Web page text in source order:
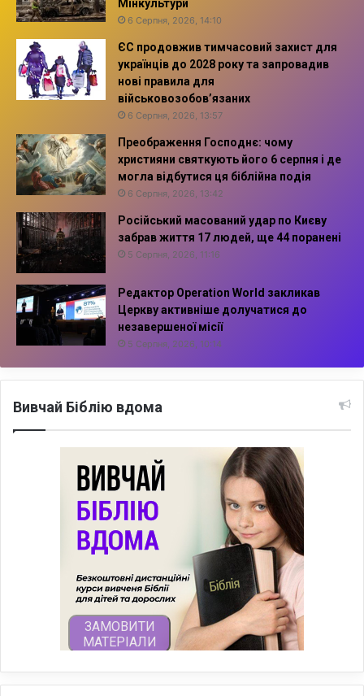
Мінкультури
6 Серпня, 2026, 14:10
ЄС продовжив тимчасовий захист для
українців до 2028 року та запровадив
нові правила для
військовозобов’язаних
6 Серпня, 2026, 13:57
Преображення Господнє: чому
християни святкують його 6 серпня і де
могла відбутися ця біблійна подія
6 Серпня, 2026, 13:42
Російський масований удар по Києву
забрав життя 17 людей, ще 44 поранені
5 Серпня, 2026, 11:16
Редактор Operation World закликав
Церкву активніше долучатися до
незавершеної місії
5 Серпня, 2026, 10:14
Вивчай Біблію вдома